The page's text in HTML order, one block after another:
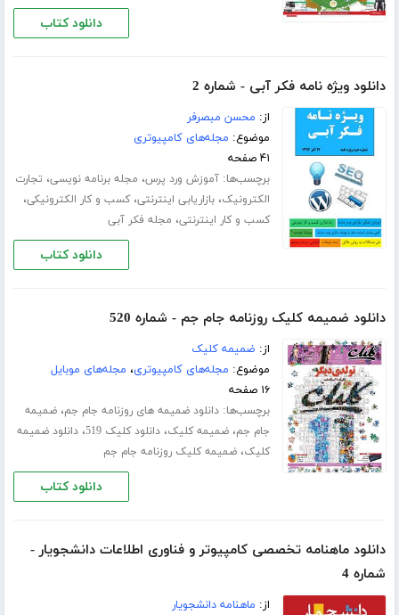
دانلود کتاب
دانلود ویژه نامه فکر آبی - شماره 2
از: محسن مبصرفر
موضوع: مجله‌های کامپیوتری
۴۱ صفحه
برچسب‌ها:آموزش ورد پرس، مجله برنامه نویسی، تجارت
الکترونیک،بازاریابی اینترنتی،کسب و کار الکترونیکی،
کسب و کار اینترنتی، مجله فکر آبی
دانلود کتاب
دانلود ضمیمه کلیک روزنامه جام جم - شماره 520
از: ضمیمه کلیک
موضوع: مجله‌های کامپیوتری، مجله‌های موبایل
۱۶ صفحه
برچسب‌ها:دانلود ضمیمه های روزنامه جام جم،ضمیمه
جام جم،ضمیمه کلیک،دانلود کلیک 519 ،دانلود ضمیمه
کلیک،ضمیمه کلیک روزنامه جام جم
دانلود کتاب
دانلود ماهنامه تخصصی کامپیوتر و فناوری اطلاعات دانشجویار -
شماره 4
از: ماهنامه دانشجویار